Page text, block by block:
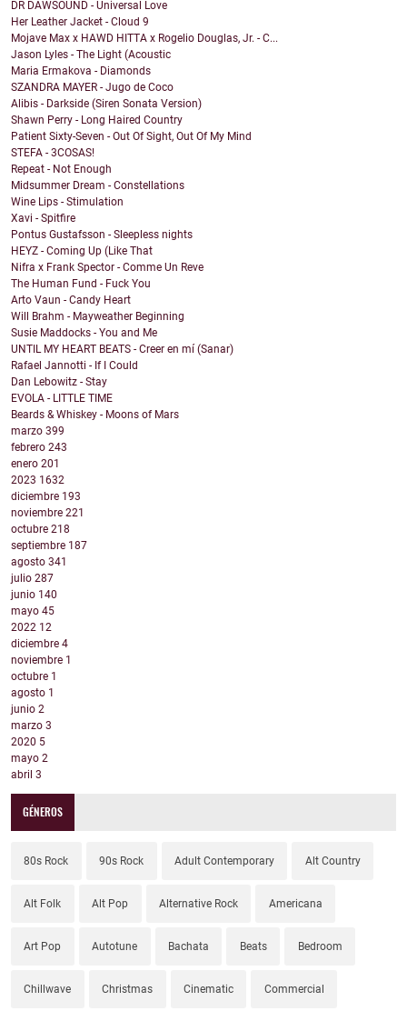
DR DAWSOUND - Universal Love
Her Leather Jacket - Cloud 9
Mojave Max x HAWD HITTA x Rogelio Douglas, Jr. - C...
Jason Lyles - The Light (Acoustic
Maria Ermakova - Diamonds
SZANDRA MAYER - Jugo de Coco
Alibis - Darkside (Siren Sonata Version)
Shawn Perry - Long Haired Country
Patient Sixty-Seven - Out Of Sight, Out Of My Mind
STEFA - 3COSAS!
Repeat - Not Enough
Midsummer Dream - Constellations
Wine Lips - Stimulation
Xavi - Spitfire
Pontus Gustafsson - Sleepless nights
HEYZ - Coming Up (Like That
Nifra x Frank Spector - Comme Un Reve
The Human Fund - Fuck You
Arto Vaun - Candy Heart
Will Brahm - Mayweather Beginning
Susie Maddocks - You and Me
UNTIL MY HEART BEATS - Creer en mí (Sanar)
Rafael Jannotti - If I Could
Dan Lebowitz - Stay
EVOLA - LITTLE TIME
Beards & Whiskey - Moons of Mars
marzo 399
febrero 243
enero 201
2023 1632
diciembre 193
noviembre 221
octubre 218
septiembre 187
agosto 341
julio 287
junio 140
mayo 45
2022 12
diciembre 4
noviembre 1
octubre 1
agosto 1
junio 2
marzo 3
2020 5
mayo 2
abril 3
GÉNEROS
80s Rock 90s Rock Adult Contemporary Alt Country
Alt Folk Alt Pop Alternative Rock Americana
Art Pop Autotune Bachata Beats Bedroom
Chillwave Christmas Cinematic Commercial